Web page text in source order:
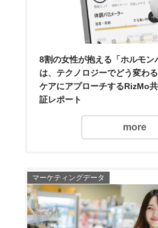
8割の女性が抱える「ホルモン
は、テクノロジーでどう変わ
ケアにアプローチするRizMo
証レポート
more
マーケティングデータ